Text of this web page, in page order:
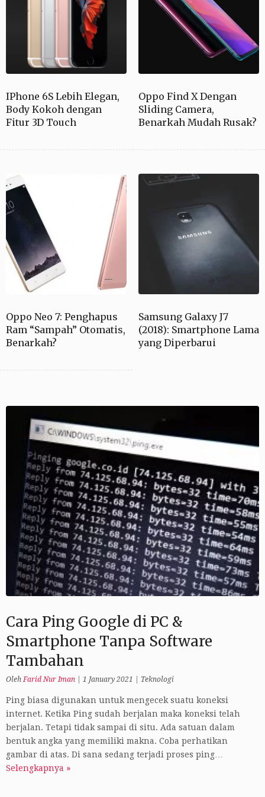
IPhone 6S Lebih Elegan,
Body Kokoh dengan
Fitur 3D Touch
Oppo Find X Dengan
Sliding Camera,
Benarkah Mudah Rusak?
Oppo Neo 7: Penghapus
Ram “Sampah” Otomatis,
Benarkah?
Samsung Galaxy J7
(2018): Smartphone Lama
yang Diperbarui
Cara Ping Google di PC &
Smartphone Tanpa Software
Tambahan
OlehFarid Nur Iman 1 January 2021 Teknologi
Ping biasa digunakan untuk mengecek suatu koneksi
internet. Ketika Ping sudah berjalan maka koneksi telah
berjalan. Tetapi tidak sampai di situ. Ada satuan dalam
bentuk angka yang memiliki makna. Coba perhatikan
gambar di atas. Di sana sedang terjadi proses ping…
Selengkapnya »